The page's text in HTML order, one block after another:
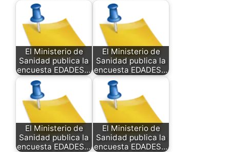
El Ministerio de
Sanidad publica la
encuesta EDADES…
El Ministerio de
Sanidad publica la
encuesta EDADES…
El Ministerio de
Sanidad publica la
encuesta EDADES…
El Ministerio de
Sanidad publica la
encuesta EDADES…